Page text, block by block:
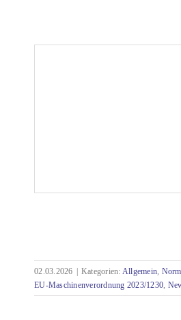
Änderungen der
EU
02.03.2026 Kategorien: Allgemein,
EU-Maschinenverordnung 2023/1230,